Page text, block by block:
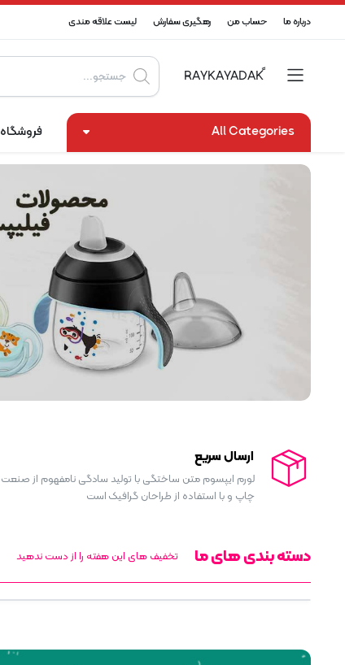
درباره ما حساب من رهگیری سفارش لیست علاقه مندی
All Categories فروشگاه
ارسال سریع
لورم ایپسوم متن ساختگی با تولید سادگی نامفهوم از صنعت
چاپ و با استفاده از طراحان گرافیک است
دسته بندی های ما تخفیف های این هفته را از دست ندهید